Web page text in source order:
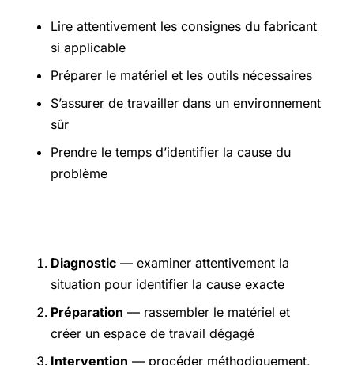
Lire attentivement les consignes du fabricant
si applicable
Préparer le matériel et les outils nécessaires
S’assurer de travailler dans un environnement
sûr
Prendre le temps d’identifier la cause du
problème
Diagnostic — examiner attentivement la
situation pour identifier la cause exacte
Préparation — rassembler le matériel et
créer un espace de travail dégagé
Intervention — procéder méthodiquement,